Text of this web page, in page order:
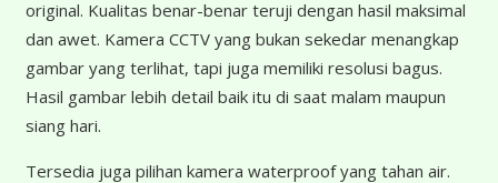
original. Kualitas benar-benar teruji dengan hasil maksimal
dan awet. Kamera CCTV yang bukan sekedar menangkap
gambar yang terlihat, tapi juga memiliki resolusi bagus.
Hasil gambar lebih detail baik itu di saat malam maupun
siang hari.
Tersedia juga pilihan kamera waterproof yang tahan air.